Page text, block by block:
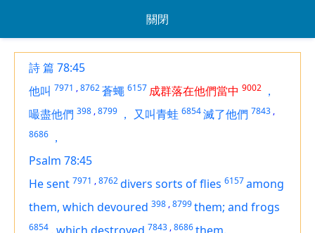
關閉
詩 篇 78:45
他叫 7971 ,8762蒼蠅 6157 成群落在他們當中 9002 ，
嘬盡他們 398 ,8799 ， 又叫青蛙 6854滅了他們 7843 ,
8686 ，
Psalm 78:45
He sent 7971 ,8762divers sorts of flies 6157among
them, which devoured 398 ,8799them; and frogs
6854 7843 ,8686